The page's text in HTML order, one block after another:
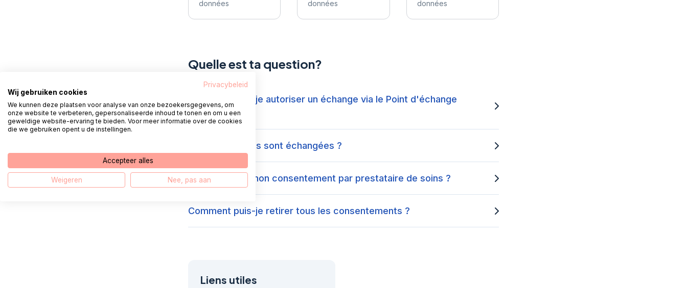
données
données
données
Quelle est ta question?
Comment puis-je autoriser un échange via le Point d'échange
national ?
Quelles données sont échangées ?
Puis-je retirer mon consentement par prestataire de soins ?
Comment puis-je retirer tous les consentements ?
Liens utiles
Privacybeleid
Wij gebruiken cookies
We kunnen deze plaatsen voor analyse van onze bezoekersgegevens, om
onze website te verbeteren, gepersonaliseerde inhoud te tonen en om u een
geweldige website-ervaring te bieden. Voor meer informatie over de cookies
die we gebruiken opent u de instellingen.
Accepteer alles
Weigeren Nee, pas aan